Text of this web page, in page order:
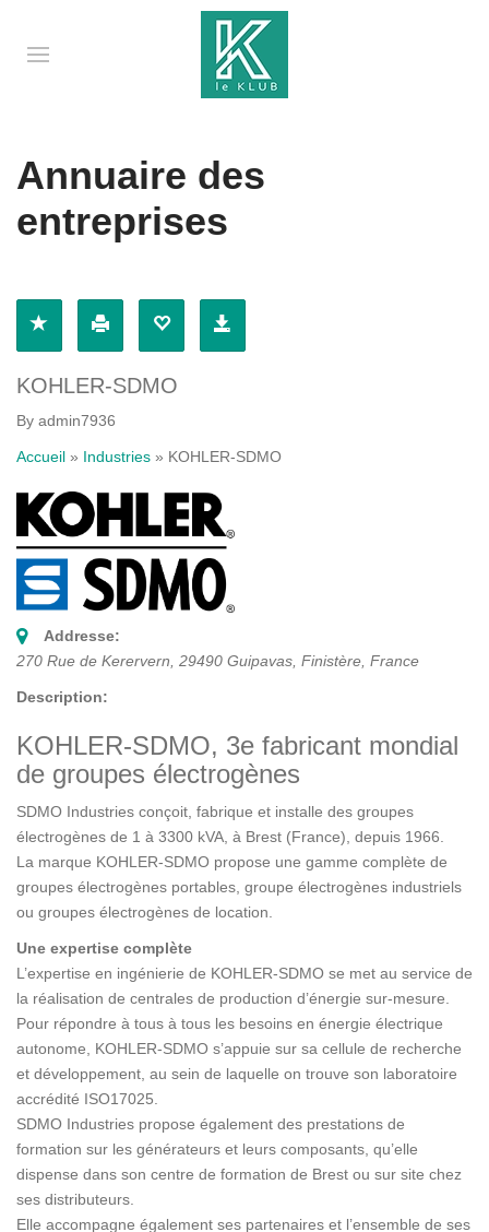
Annuaire des
entreprises
KOHLER-SDMO
By admin7936
Accueil » Industries » KOHLER-SDMO
Addresse:
270 Rue de Kerervern 29490 Guipavas, Finistère, France
Description:
KOHLER-SDMO, 3e fabricant mondial
de groupes électrogènes
SDMO Industries conçoit, fabrique et installe des groupes
électrogènes de 1 à 3300 kVA, à Brest (France), depuis 1966.
La marque KOHLER-SDMO propose une gamme complète de
groupes électrogènes portables, groupe électrogènes industriels
ou groupes électrogènes de location.
Une expertise complète
L’expertise en ingénierie de KOHLER-SDMO se met au service de
la réalisation de centrales de production d’énergie sur-mesure.
Pour répondre à tous à tous les besoins en énergie électrique
autonome, KOHLER-SDMO s’appuie sur sa cellule de recherche
et développement, au sein de laquelle on trouve son laboratoire
accrédité ISO17025.
SDMO Industries propose également des prestations de
formation sur les générateurs et leurs composants, qu’elle
dispense dans son centre de formation de Brest ou sur site chez
ses distributeurs.
Elle accompagne également ses partenaires et l’ensemble de ses